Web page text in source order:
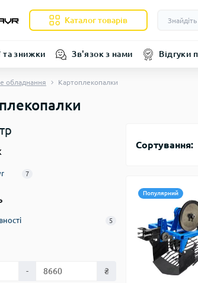
Каталог товарів
та знижки Зв'язок з нами Відгуки
обладнання Картоплекопалки
7
5
- ₴
Сортування:
Популярний